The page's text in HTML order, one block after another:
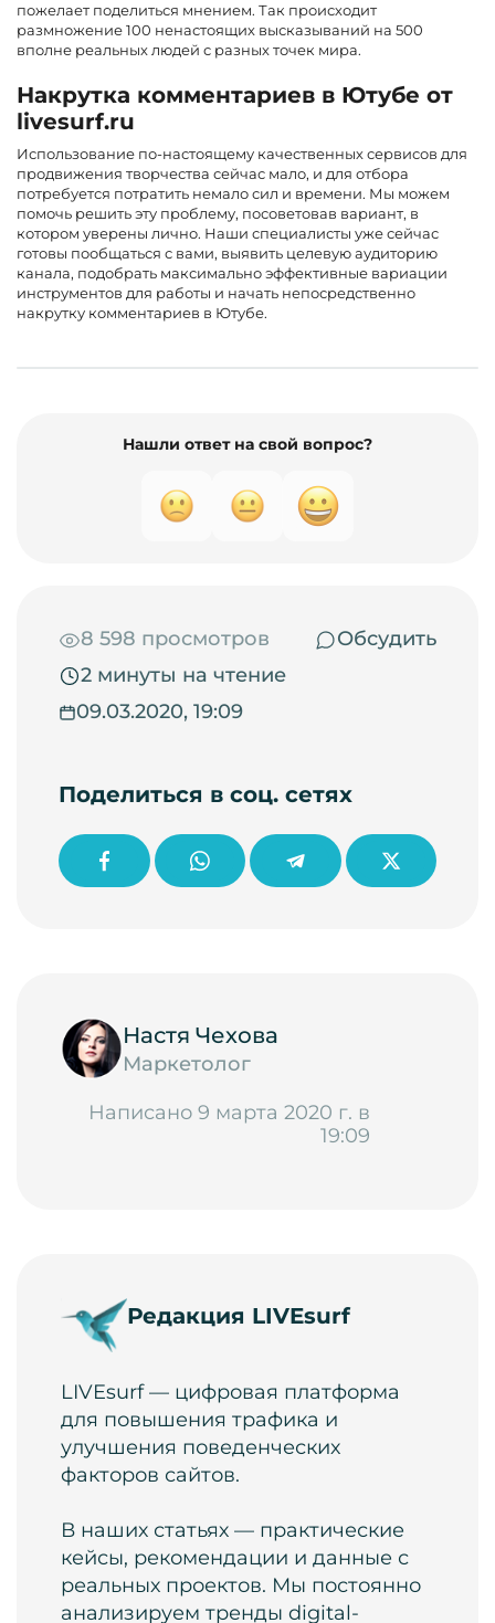
пожелает поделиться мнением. Так происходит
размножение 100 ненастоящих высказываний на 500
вполне реальных людей с разных точек мира.
Накрутка комментариев в Ютубе от
livesurf.ru
Использование по-настоящему качественных сервисов для
продвижения творчества сейчас мало, и для отбора
потребуется потратить немало сил и времени. Мы можем
помочь решить эту проблему, посоветовав вариант, в
котором уверены лично. Наши специалисты уже сейчас
готовы пообщаться с вами, выявить целевую аудиторию
канала, подобрать максимально эффективные вариации
инструментов для работы и начать непосредственно
накрутку комментариев в Ютубе.
Нашли ответ на свой вопрос?
8 598 просмотров
Обсудить
2 минуты на чтение
09.03.2020, 19:09
Поделиться в соц. сетях
Настя Чехова
Маркетолог
Написано 9 марта 2020 г. в
19:09
Редакция LIVEsurf
LIVEsurf — цифровая платформа
для повышения трафика и
улучшения поведенческих
факторов сайтов.
В наших статьях — практические
кейсы, рекомендации и данные с
реальных проектов. Мы постоянно
анализируем тренды digital-